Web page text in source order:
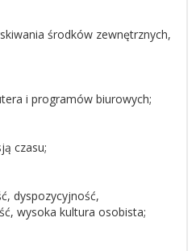
środków zewnętrznych,
i programów biurowych;
czasu;
dyspozycyjność,
wysoka kultura osobista;